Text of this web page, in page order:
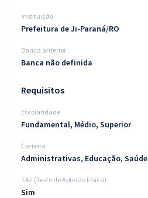
Instituição
Prefeitura de Ji-Paraná/RO
Banca anterior
Banca não definida
Requisitos
Escolaridade
Fundamental, Médio, Superior
Carreira
Administrativas, Educação, Saúde
TAF (Teste de Aptidão Física)
Sim